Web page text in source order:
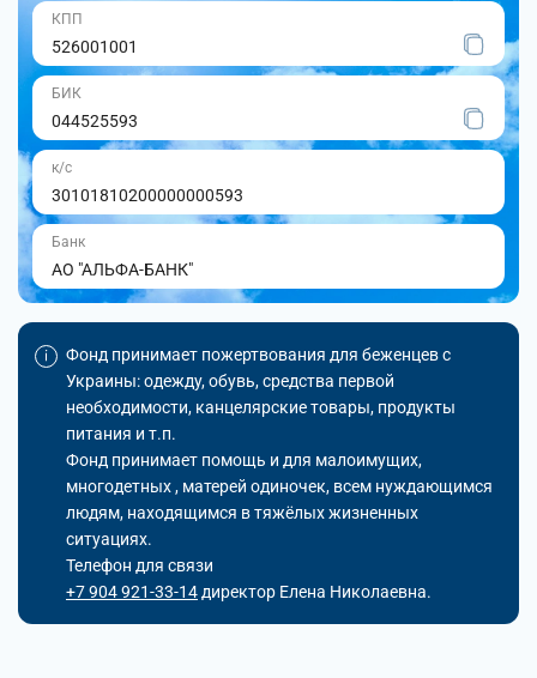
КПП
526001001
БИК
044525593
к/с
30101810200000000593
Банк
АО "АЛЬФА-БАНК"
Фонд принимает пожертвования для беженцев с
Украины: одежду, обувь, средства первой
необходимости, канцелярские товары, продукты
питания и т.п.
Фонд принимает помощь и для малоимущих,
многодетных , матерей одиночек, всем нуждающимся
людям, находящимся в тяжёлых жизненных
ситуациях.
Телефон для связи
+7 904 921-33-14 директор Елена Николаевна.